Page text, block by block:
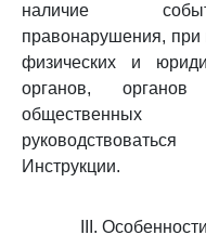
наличие
правонарушения, при
физических и
органов, органов
общественных
Инструкции.
III.